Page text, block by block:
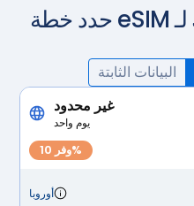
البيانات الثابتة
غير محدود
يوم واحد
وفر 10%
أوروبا